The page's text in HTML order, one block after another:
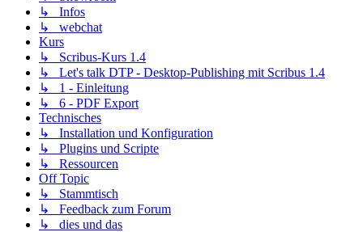
↳ Infos
↳ webchat
Kurs
↳ Scribus-Kurs 1.4
↳ Let's talk DTP - Desktop-Publishing mit Scribus 1.4
↳ 1 - Einleitung
↳ 6 - PDF Export
Technisches
↳ Installation und Konfiguration
↳ Plugins und Scripte
↳ Ressourcen
Off Topic
↳ Stammtisch
↳ Feedback zum Forum
↳ dies und das